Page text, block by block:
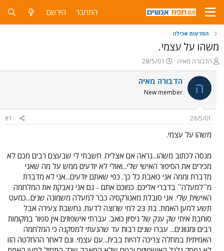
התחבר הירשם
הפרעות אכילה
משהו על עצמי.
פ
ו
ת
ח
ה
ש
א
הדבורה מאיה
פ
ו
ר
ם
28/5/01
ה הדבורה מאיה
New member
28/5/01
#1
משהו על עצמי.
מנסה לכתוב משהו...נראה אם אצליח. חשבתי לי שבעצם רבים מכם לא
מכירים את הסיפור האישי שלי...ואולי לא יודעים ממש על מה שאני
מדברת וממה אני כואבת כל כך. כפי שאתם יודעים...אני לא מדברת
מ``למעלה`` בדברי אליכם. כמוכם אתם - גם אני נאבקת את המלחמה
האישית שלי. אני סובלת מאנורקסיה כבר למעלה משמונה שנים...כמעט
תשע למען האמת. בת 23 למי שרוצה לדעת. נחשבת צעירה אבל
סוחבת איתי שק ענק של ניסיון כואב. עברתי אישפוזים אין ספור במקומות
רבים ומגוונים... עברו שנים רבות עד שהגעתי למסקנה כי המלחמה
האמיתית במחלה צריכה להיות בבית...עם עצמי. וגם לאחר ההחלטה הזו